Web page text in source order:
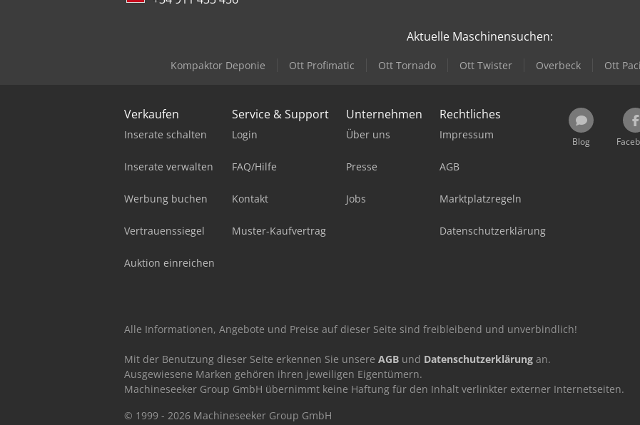
Aktuelle Maschinensuchen:
Kompaktor Deponie Ott Profimatic Ott Tornado Ott Twister Overbeck Ott
Verkaufen
Inserate schalten
Inserate verwalten
Werbung buchen
Vertrauenssiegel
Auktion einreichen
Service & Support
Login
FAQ/Hilfe
Kontakt
Muster-Kaufvertrag
Unternehmen
Über uns
Presse
Jobs
Rechtliches
Impressum
AGB
Marktplatzregeln
Datenschutzerklärung
Blog
Alle Informationen, Angebote und Preise auf dieser Seite sind freibleibend und unverbindlich!
Mit der Benutzung dieser Seite erkennen Sie unsere AGB und Datenschutzerklärung an.
Ausgewiesene Marken gehören ihren jeweiligen Eigentümern.
Machineseeker Group GmbH übernimmt keine Haftung für den Inhalt verlinkter externer Internetseiten.
© 1999 - 2026 Machineseeker Group GmbH